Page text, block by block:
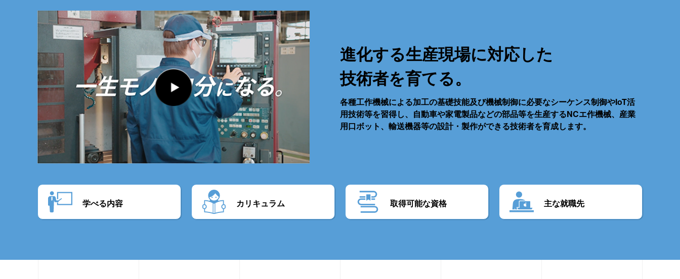
進化する生産現場に対応した
技術者を育てる。
各種工作機械による加工の基礎技能及び機械制御に必要なシーケンス制御やIoT活
用技術等を習得し、自動車や家電製品などの部品等を生産するNCエ作機械、産業
用口ボット、輸送機器等の設計・製作ができる技術者を育成します。
学べる内容 カリキュラム 取得可能な資格 主な就職先